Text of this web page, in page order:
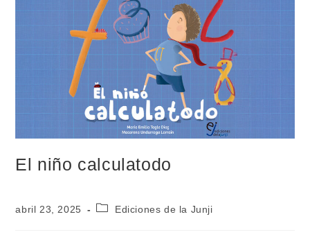
El niño calculatodo
abril 23, 2025 Ediciones de la Junji